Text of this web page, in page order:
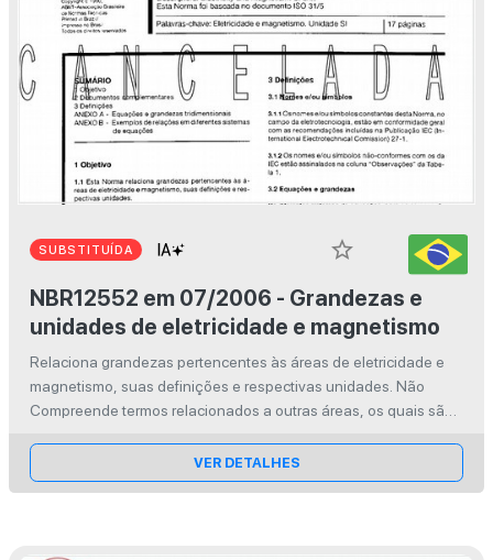
SUBSTITUÍDA
star_border
NBR12552 em 07/2006 - Grandezas e
unidades de eletricidade e magnetismo
Relaciona grandezas pertencentes às áreas de eletricidade e
magnetismo, suas definições e respectivas unidades. Não
Compreende termos relacionados a outras áreas, os quais são
VER DETALHES